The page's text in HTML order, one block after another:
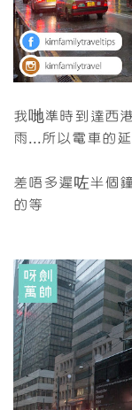
我哋準時到達西
雨...所以電車的
差唔多遲咗半個
的等